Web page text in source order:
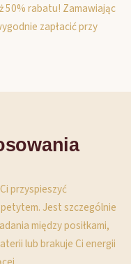
50% rabatu! Zamawiając
zapłacić przy
przyspieszyć
Jest szczególnie
między posiłkami,
lub brakuje Ci energii